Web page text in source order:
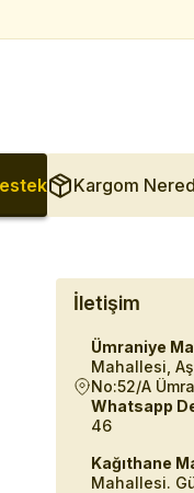
Kargom
İletişim
Ümraniye
Mahallesi,
No:52/A
Whatsapp
46
Kağıthane
Mahallesi.